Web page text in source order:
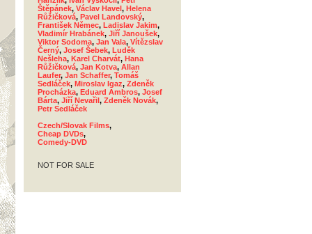
Štěpánek, Václav Havel, Helena
Růžičková, Pavel Landovský,
František Němec, Ladislav Jakim,
Vladimír Hrabánek, Jiří Janoušek,
Viktor Sodoma, Jan Vala, Vítězslav
Černý, Josef Šebek, Luděk
Nešleha, Karel Charvát, Hana
Růžičková, Jan Kotva, Allan
Laufer, Jan Schaffer, Tomáš
Sedláček, Miroslav Igaz, Zdeněk
Procházka, Eduard Ambros, Josef
Bárta, Jiří Nevařil, Zdeněk Novák,
Petr Sedláček
Czech/Slovak Films,
Cheap DVDs,
Comedy-DVD
NOT FOR SALE